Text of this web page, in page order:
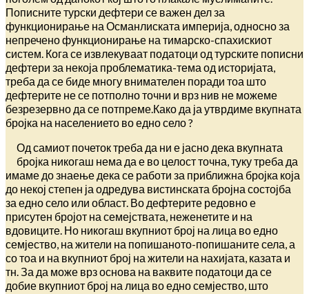
Пописните турски дефтери се важен дел за
функционирање на Османлиската империја, односно за
непречено функционирање на тимарско-спахискиот
систем. Кога се извлекуваат податоци од турските пописни
дефтери за некоја проблематика-тема од историјата,
треба да се биде многу внимателен поради тоа што
дефтерите не се потполно точни и врз нив не можеме
безрезервно да се потпреме.Како да ја утврдиме вкупната
бројка на населението во едно село ?
Од самиот почеток треба да ни е јасно дека вкупната
бројка никогаш нема да е во целост точна, туку треба да
имаме до знаење дека се работи за приближна бројка која
до некој степeн ја одредува вистинската бројна состојба
за едно село или област. Во дефтерите редовно е
присутен бројот на семејствата, неженетите и на
вдовиците. Но никогаш вкупниот број на лица во едно
семјество, на жители на попишаното-попишаните села, а
со тоа и на вкупниот број на жители на нахијата, казата и
тн. За да може врз основа на ваквите податоци да се
добие вкупниот број на лица во едно семјество, што